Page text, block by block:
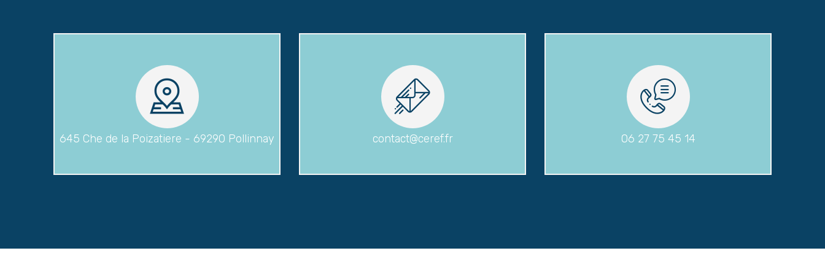
645 Che de la Poizatiere - 69290 Pollinnay contact@ceref.fr 06 27 75 45 14